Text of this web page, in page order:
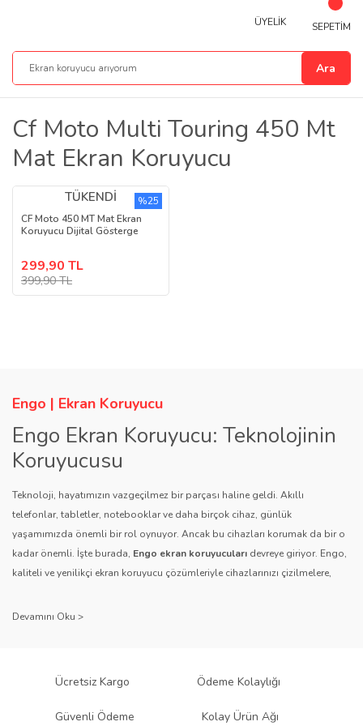
Ara
ÜYELİK SEPETİM
Cf Moto Multi Touring 450 Mt
Mat Ekran Koruyucu
TÜKENDİ
CF Moto 450 MT Mat Ekran
Koruyucu Dijital Gösterge
299,90 TL
399,90 TL
%25
Engo | Ekran Koruyucu
Engo Ekran Koruyucu: Teknolojinin
Koruyucusu
Teknoloji, hayatımızın vazgeçilmez bir parçası haline geldi. Akıllı
telefonlar, tabletler, notebooklar ve daha birçok cihaz, günlük
yaşamımızda önemli bir rol oynuyor. Ancak bu cihazları korumak da bir o
kadar önemli. İşte burada, Engo ekran koruyucuları devreye giriyor. Engo,
kaliteli ve yenilikçi ekran koruyucu çözümleriyle cihazlarınızı çizilmelere,
sağlıyor.
Engo ekran koruyucuları
, uzun yıllara dayanan tecrübesi ve teknolojiye
ürününü titiz bir kalite kontrol sürecinden geçirir. Kullanıcı dostu tasarımı
Ücretsiz Kargo Ödeme Kolaylığı
Güvenli Ödeme Kolay Ürün Ağı